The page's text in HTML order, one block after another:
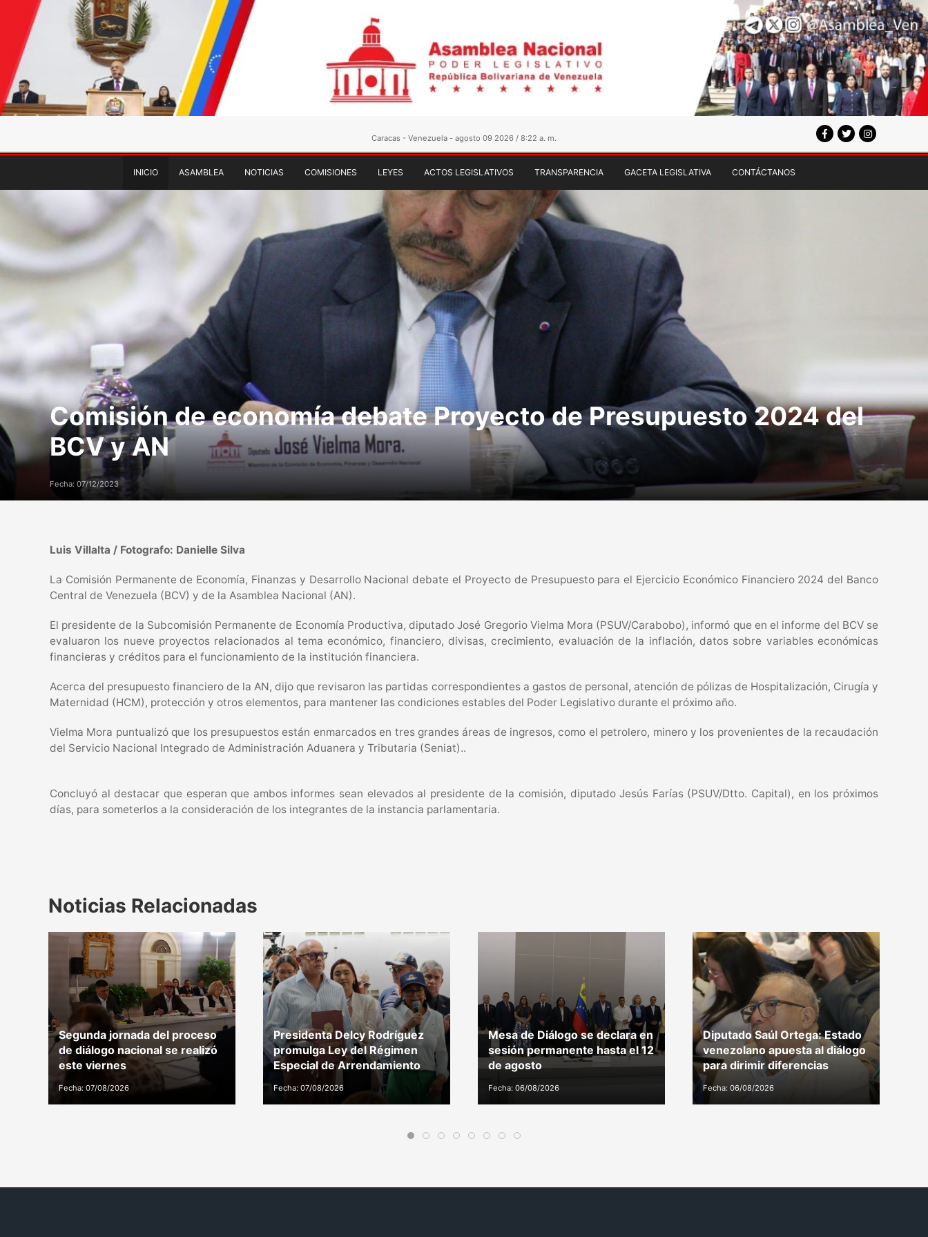
Caracas - Venezuela - agosto 09 2026 / 8:22 a. m.
INICIO ASAMBLEA NOTICIAS COMISIONES LEYES ACTOS LEGISLATIVOS TRANSPARENCIA GACETA LEGISLATIVA CONTÁCTANOS
Comisión de economía debate Proyecto de Presupuesto 2024 del
BCV y AN
Fecha: 07/12/2023
Luis Villalta / Fotografo: Danielle Silva
La Comisión Permanente de Economía, Finanzas y Desarrollo Nacional debate el Proyecto de Presupuesto para el Ejercicio Económico Financiero 2024 del Banco
Central de Venezuela (BCV) y de la Asamblea Nacional (AN).
El presidente de la Subcomisión Permanente de Economía Productiva, diputado José Gregorio Vielma Mora (PSUV/Carabobo), informó que en el informe del BCV se
evaluaron los nueve proyectos relacionados al tema económico, financiero, divisas, crecimiento, evaluación de la inflación, datos sobre variables económicas
financieras y créditos para el funcionamiento de la institución financiera.
Acerca del presupuesto financiero de la AN, dijo que revisaron las partidas correspondientes a gastos de personal, atención de pólizas de Hospitalización, Cirugía y
Maternidad (HCM), protección y otros elementos, para mantener las condiciones estables del Poder Legislativo durante el próximo año.
Vielma Mora puntualizó que los presupuestos están enmarcados en tres grandes áreas de ingresos, como el petrolero, minero y los provenientes de la recaudación
del Servicio Nacional Integrado de Administración Aduanera y Tributaria (Seniat)..
Concluyó al destacar que esperan que ambos informes sean elevados al presidente de la comisión, diputado Jesús Farías (PSUV/Dtto. Capital), en los próximos
días, para someterlos a la consideración de los integrantes de la instancia parlamentaria.
Noticias Relacionadas
Segunda jornada del proceso
de diálogo nacional se realizó
este viernes
Fecha: 07/08/2026
Presidenta Delcy Rodríguez
promulga Ley del Régimen
Especial de Arrendamiento
Fecha: 07/08/2026
Mesa de Diálogo se declara en
sesión permanente hasta el 12
de agosto
Fecha: 06/08/2026
Diputado Saúl Ortega: Estado
venezolano apuesta al diálogo
para dirimir diferencias
Fecha: 06/08/2026